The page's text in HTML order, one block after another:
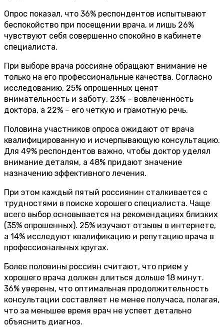
Опрос показал, что 36% респондентов испытывают
беспокойство при посещении врача, и лишь 26%
чувствуют себя совершенно спокойно в кабинете
специалиста.
При выборе врача россияне обращают внимание не
только на его профессиональные качества. Согласно
исследованию, 25% опрошенных ценят
внимательность и заботу, 23% – вовлеченность
доктора, а 22% – его четкую и грамотную речь.
Половина участников опроса ожидают от врача
квалифицированную и исчерпывающую консультацию.
Для 49% респондентов важно, чтобы доктор уделял
внимание деталям, а 48% придают значение
назначению эффективного лечения.
При этом каждый пятый россиянин сталкивается с
трудностями в поиске хорошего специалиста. Чаще
всего выбор основывается на рекомендациях близких
(35% опрошенных). 25% изучают отзывы в интернете,
а 14% исследуют квалификацию и репутацию врача в
профессиональных кругах.
Более половины россиян считают, что прием у
хорошего врача должен длиться дольше 18 минут.
36% уверены, что оптимальная продолжительность
консультации составляет не менее получаса, полагая,
что за меньшее время врач не успеет детально
объяснить диагноз.